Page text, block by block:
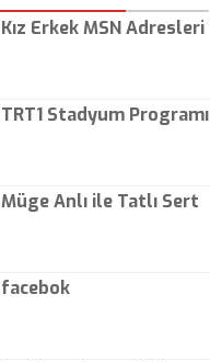
Kız Erkek MSN Adresleri
TRT1 Stadyum Programı
Müge Anlı ile Tatlı Sert
facebok